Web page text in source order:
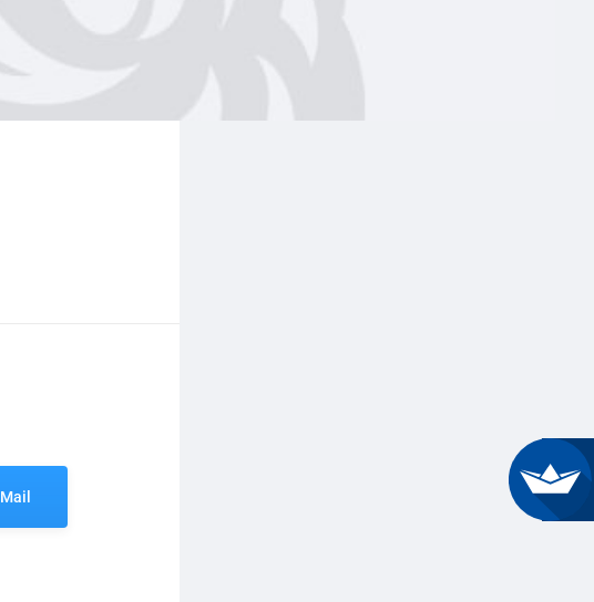
Mail